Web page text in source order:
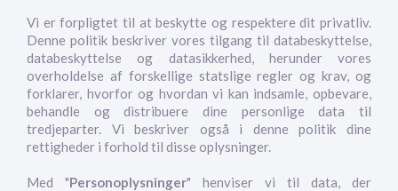
Vi er forpligtet til at beskytte og respektere dit privatliv.
Denne politik beskriver vores tilgang til databeskyttelse,
databeskyttelse og datasikkerhed, herunder vores
overholdelse af forskellige statslige regler og krav, og
forklarer, hvorfor og hvordan vi kan indsamle, opbevare,
behandle og distribuere dine personlige data til
tredjeparter. Vi beskriver også i denne politik dine
rettigheder i forhold til disse oplysninger.
Med "Personoplysninger" henviser vi til data, der